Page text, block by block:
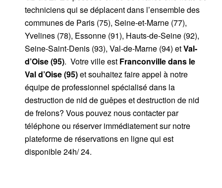
techniciens qui se déplacent dans l’ensemble des
communes de Paris (75), Seine-et-Marne (77),
Yvelines (78), Essonne (91), Hauts-de-Seine (92),
Seine-Saint-Denis (93), Val-de-Marne (94) etVal-
d’Oise (95). Votre ville est Franconville dans le
Val d’Oise (95)et souhaitez faire appel à notre
équipe de professionnel spécialisé dans la
destruction de nid de guêpes et destruction de nid
de frelons? Vous pouvez nous contacter par
téléphone ou réserver immédiatement sur notre
plateforme de réservations en ligne qui est
disponible 24h/ 24.